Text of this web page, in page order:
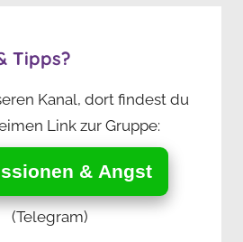
Tipps?
Kanal, dort findest du
Link zur Gruppe:
& Angst
(Telegram)